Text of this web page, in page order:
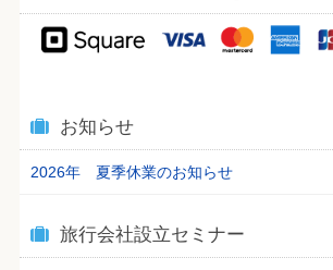
お知らせ
2026年 夏季休業のお知らせ
旅行会社設立セミナー